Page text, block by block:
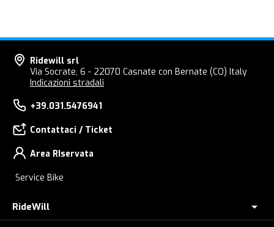
Ridewill srl
Via Socrate, 6 - 22070 Casnate con Bernate (CO) Italy
Indicazioni stradali
+39.031.5476941
Contattaci / Ticket
Area RIservata
Service Bike
RideWill